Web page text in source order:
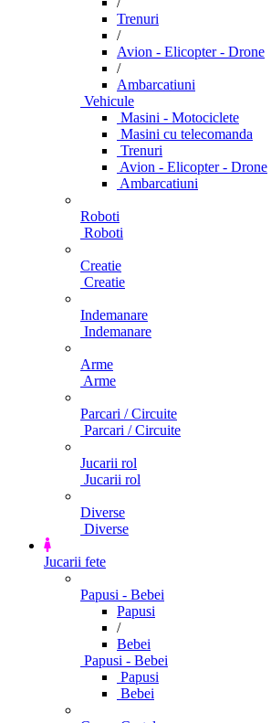
Trenuri
/
Avion - Elicopter - Drone
/
Ambarcatiuni
Vehicule
Masini - Motociclete
Masini cu telecomanda
Trenuri
Avion - Elicopter - Drone
Ambarcatiuni
Roboti
Roboti
Creatie
Creatie
Indemanare
Indemanare
Arme
Arme
Parcari / Circuite
Parcari / Circuite
Jucarii rol
Jucarii rol
Diverse
Diverse
Jucarii fete
Papusi - Bebei
Papusi
/
Bebei
Papusi - Bebei
Papusi
Bebei